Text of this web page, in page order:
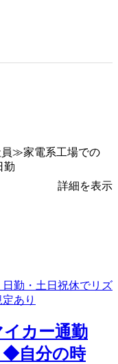
≫家電系工場での
勤
詳細を表示
イカー通勤
◆自分の時